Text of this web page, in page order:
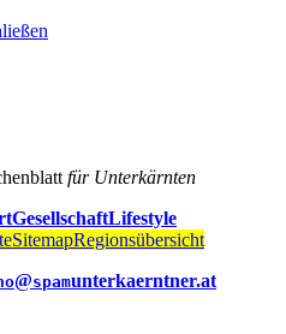
für Unterkärnten
GesellschaftLifestyle
SitemapRegionsübersicht
@spamunterkaerntner.at